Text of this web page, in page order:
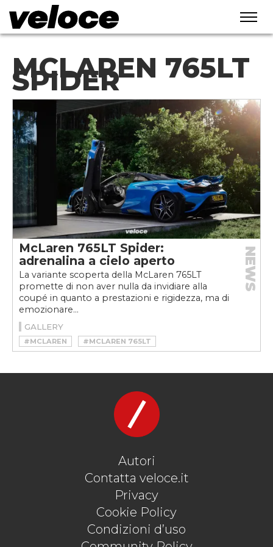
MCLAREN 765LT
SPIDER
McLaren 765LT Spider:
adrenalina a cielo aperto
La variante scoperta della McLaren 765LT
promette di non aver nulla da invidiare alla
coupé in quanto a prestazioni e rigidezza, ma di
emozionare...
NEWS
GALLERY
#MCLAREN
#MCLAREN 765LT
#MCLAREN 765LT SPIDER
#SUPERCAR
Autori
Contatta veloce.it
Privacy
Cookie Policy
Condizioni d’uso